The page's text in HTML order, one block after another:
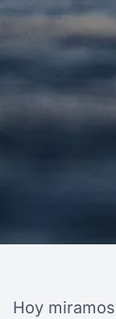
Hoy